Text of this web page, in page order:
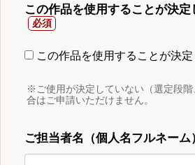
この作品を使用することが決定
この作品を使用することが決定
※ご使用が決定していない（選定段
合はご申請いただけません。
ご担当者名（個人名フルネーム